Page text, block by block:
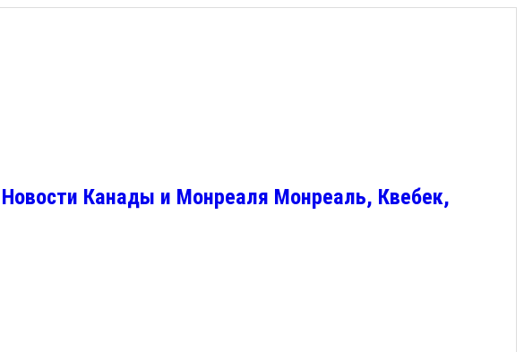
Канады и Монреаля Монреаль, Квебек,